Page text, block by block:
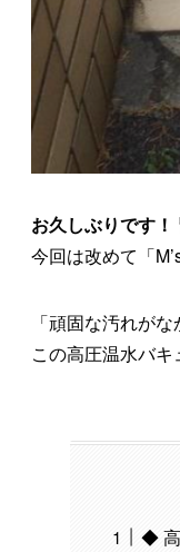
お久しぶりです！
今回は改めて「
「頑固な汚れが
この高圧温水バ
◆ 高